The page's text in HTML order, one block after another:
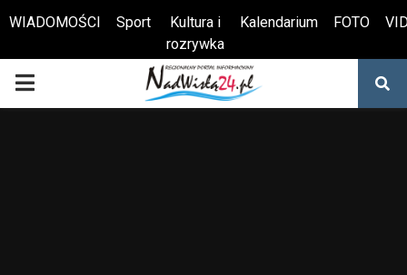
Otwórz pasek narzędzi
WIADOMOŚCI Sport
Kultura i
rozrywka
Kalendarium FOTO
PRIMARY